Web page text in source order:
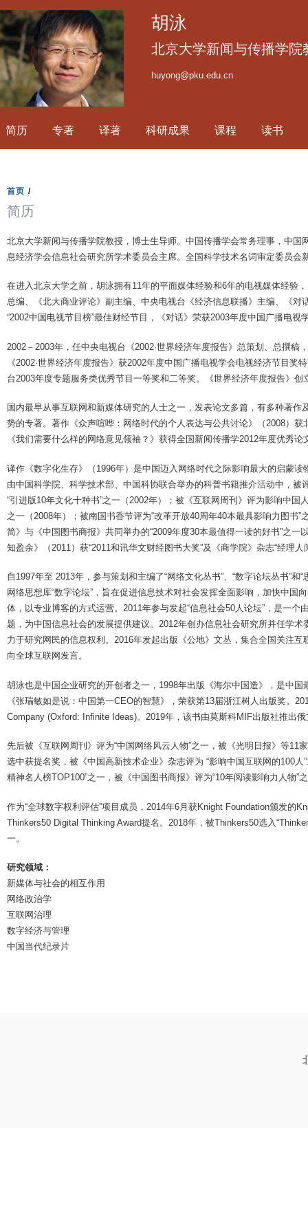
到
内
胡泳
北京大学新闻与传播学院
huyong@pku.edu.cn
简历 专著 译著 科研成果 课程 读书
首页 /
简历
北京大学新闻与传播学院教授，博士生导师。中国传播学会常务理事，中
息经济学会信息社会研究所学术委员会主席。全国科学技术名词审定委员
在进入北京大学之前，胡泳拥有11年的平面媒体经验和6年的电视媒体经验
总编、《北大商业评论》副主编、中央电视台《经济信息联播》主编、《
“2002中国电视节目榜”最佳财经节目，《对话》荣获2003年度中国广播电
2002－2003年，任中央电视台《2002·世界经济年度报告》总策划、总撰稿
《2002·世界经济年度报告》获2002年度中国广播电视学会电视经济节目
台2003年度专题服务类优秀节目一等奖和二等奖。《世界经济年度报告》
国内最早从事互联网和新媒体研究的人士之一，发表论文多篇，有多种著
势的专著。著作《众声喧哗：网络时代的个人表达与公共讨论》（2008）
《我们需要什么样的网络意见领袖？》获得全国新闻传播学2012年度优秀
译作《数字化生存》（1996年）是中国迈入网络时代之际影响最大的启蒙
由中国科学院、科学技术部、中国科协联合举办的科普书籍推介活动中，被
“引进版10年文化十种书”之一（2002年）；被《互联网周刊》评为影响中国
之一（2008年）；被南国书香节评为“改革开放40周年40本最具影响力图书
简》与《中国图书商报》共同举办的“2009年度30本最值得一读的好书”之
知盈余》（2011）获“2011和讯华文财经图书大奖”及《商学院》杂志“经理
自1997年至 2013年，参与策划和主编了“网络文化丛书”、“数字论坛丛书”
网络思想库“数字论坛”，旨在促进信息技术对社会发挥全面影响，加快中国
体，以专业博客的方式运营。2011年参与发起“信息社会50人论坛”，是一
题，为中国信息社会的发展提供建议。2012年创办信息社会研究所并任学
力于研究网民的信息权利。2016年发起出版《公地》文丛，集合全国关注
向全球互联网发言。
胡泳也是中国企业研究的开创者之一，1998年出版《海尔中国造》，是中
《张瑞敏如是说：中国第一CEO的智慧》，荣获第13届浙江树人出版奖。
Company (Oxford: Infinite Ideas)。2019年，该书由莫斯科MIF出版社推出俄
先后被《互联网周刊》评为“中国网络风云人物”之一，被《光明日报》等11
选中获提名奖，被《中国高新技术企业》杂志评为 “影响中国互联网的100
精神名人榜TOP100”之一，被《中国图书商报》评为“10年阅读影响力人物”
作为“全球数字权利评估”项目成员，2014年6月获Knight Foundation颁发的
Thinkers50 Digital Thinking Award提名。2018年，被Thinkers50选入
一。
研究领域：
新媒体与社会的相互作用
网络政治学
互联网治理
数字经济与管理
中国当代纪录片